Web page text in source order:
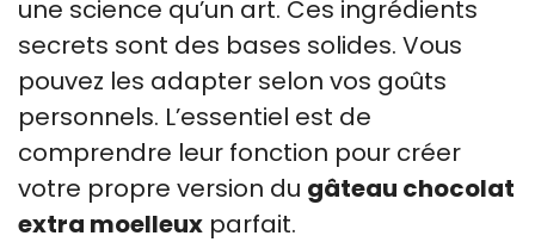
une science qu’un art. Ces ingrédients
secrets sont des bases solides. Vous
pouvez les adapter selon vos goûts
personnels. L’essentiel est de
comprendre leur fonction pour créer
votre propre version du gâteau chocolat
extra moelleux parfait.